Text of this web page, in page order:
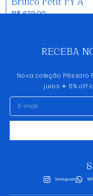
R$679,00
RECEBA
Nova coleção Pássaro
juros ✶ 5% off
Instagram